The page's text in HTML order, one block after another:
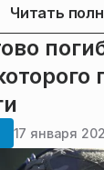
Читать
17 января